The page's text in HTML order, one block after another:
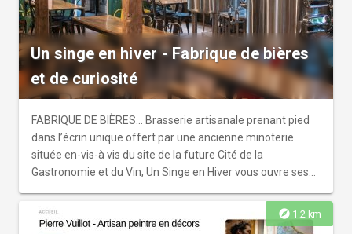
Un singe en hiver - Fabrique de bières
et de curiosité
FABRIQUE DE BIÈRES… Brasserie artisanale prenant pied
dans l’écrin unique offert par une ancienne minoterie
située en-vis-à vis du site de la future Cité de la
Gastronomie et du Vin, Un Singe en Hiver vous ouvre ses
d’une centaine de personnes confère un excellent terrain
de jeu aux amateurs de produits brassicoles aguerris
explore 1.2 km